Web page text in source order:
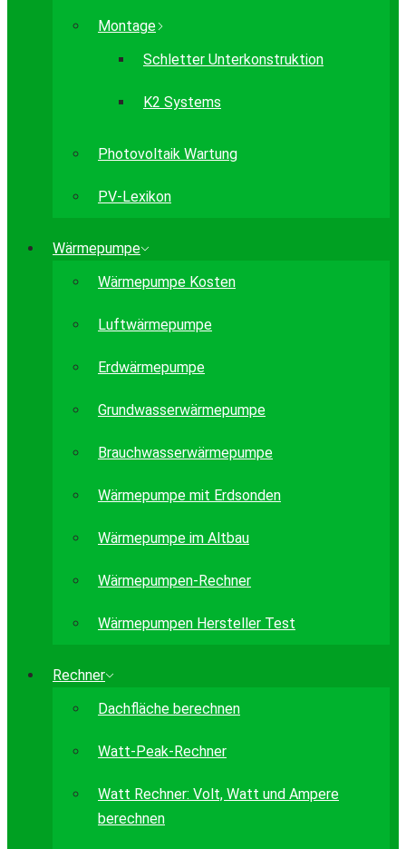
Montage
Schletter Unterkonstruktion
K2 Systems
Photovoltaik Wartung
PV-Lexikon
Wärmepumpe
Wärmepumpe Kosten
Luftwärmepumpe
Erdwärmepumpe
Grundwasserwärmepumpe
Brauchwasserwärmepumpe
Wärmepumpe mit Erdsonden
Wärmepumpe im Altbau
Wärmepumpen-Rechner
Wärmepumpen Hersteller Test
Rechner
Dachfläche berechnen
Watt-Peak-Rechner
Watt Rechner: Volt, Watt und Ampere
berechnen